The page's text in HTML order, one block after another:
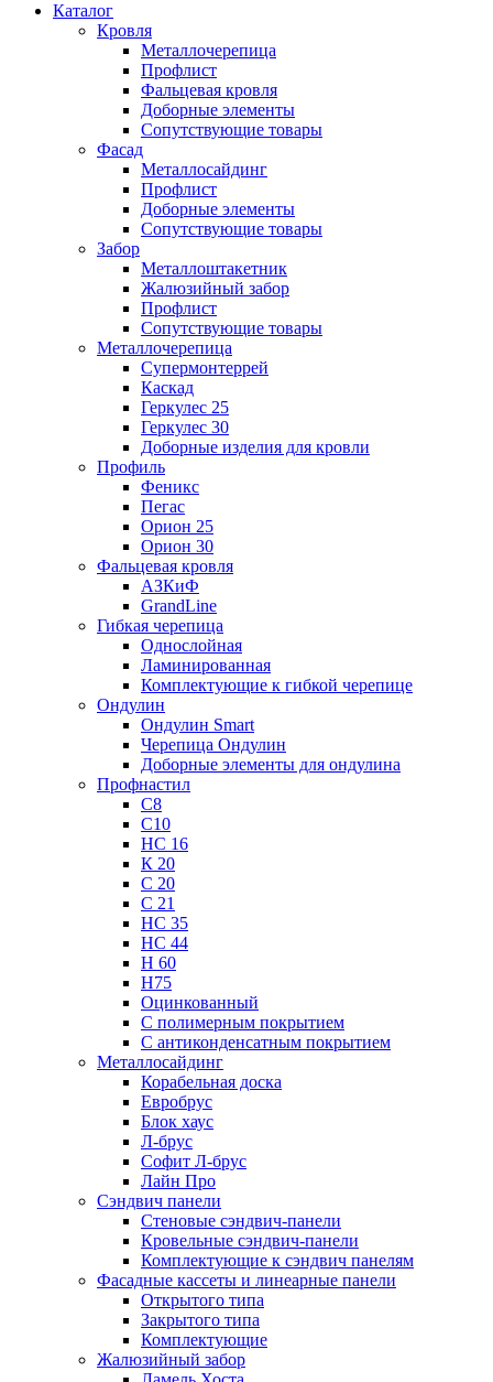
Каталог
Кровля
Металлочерепица
Профлист
Фальцевая кровля
Доборные элементы
Сопутствующие товары
Фасад
Металлосайдинг
Профлист
Доборные элементы
Сопутствующие товары
Забор
Металлоштакетник
Жалюзийный забор
Профлист
Сопутствующие товары
Металлочерепица
Супермонтеррей
Каскад
Геркулес 25
Геркулес 30
Доборные изделия для кровли
Профиль
Феникс
Пегас
Орион 25
Орион 30
Фальцевая кровля
АЗКиФ
GrandLine
Гибкая черепица
Однослойная
Ламинированная
Комплектующие к гибкой черепице
Ондулин
Ондулин Smart
Черепица Ондулин
Доборные элементы для ондулина
Профнастил
С8
С10
НС 16
К 20
С 20
С 21
НС 35
НС 44
Н 60
Н75
Оцинкованный
С полимерным покрытием
С антиконденсатным покрытием
Металлосайдинг
Корабельная доска
Евробрус
Блок хаус
Л-брус
Софит Л-брус
Лайн Про
Сэндвич панели
Стеновые сэндвич-панели
Кровельные сэндвич-панели
Комплектующие к сэндвич панелям
Фасадные кассеты и линеарные панели
Открытого типа
Закрытого типа
Комплектующие
Жалюзийный забор